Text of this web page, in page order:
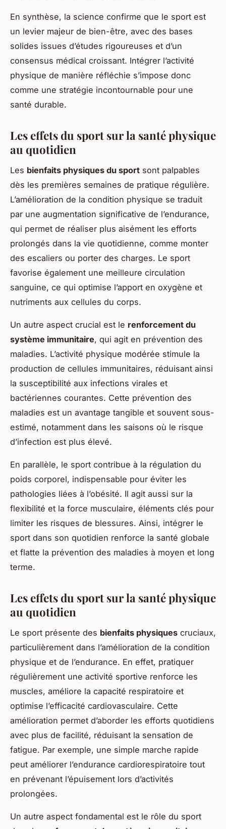
En synthèse, la science confirme que le sport est
un levier majeur de bien-être, avec des bases
solides issues d’études rigoureuses et d’un
consensus médical croissant. Intégrer l’activité
physique de manière réfléchie s’impose donc
comme une stratégie incontournable pour une
santé durable.
Les effets du sport sur la santé physique
au quotidien
Les bienfaits physiques du sport sont palpables
dès les premières semaines de pratique régulière.
L’amélioration de la condition physique se traduit
par une augmentation significative de l’endurance,
qui permet de réaliser plus aisément les efforts
prolongés dans la vie quotidienne, comme monter
des escaliers ou porter des charges. Le sport
favorise également une meilleure circulation
sanguine, ce qui optimise l’apport en oxygène et
nutriments aux cellules du corps.
Un autre aspect crucial est le renforcement du
système immunitaire, qui agit en prévention des
maladies. L’activité physique modérée stimule la
production de cellules immunitaires, réduisant ainsi
la susceptibilité aux infections virales et
bactériennes courantes. Cette prévention des
maladies est un avantage tangible et souvent sous-
estimé, notamment dans les saisons où le risque
d’infection est plus élevé.
En parallèle, le sport contribue à la régulation du
poids corporel, indispensable pour éviter les
pathologies liées à l’obésité. Il agit aussi sur la
flexibilité et la force musculaire, éléments clés pour
limiter les risques de blessures. Ainsi, intégrer le
sport dans son quotidien renforce la santé globale
et flatte la prévention des maladies à moyen et long
terme.
Les effets du sport sur la santé physique
au quotidien
Le sport présente des bienfaits physiques cruciaux,
particulièrement dans l’amélioration de la condition
physique et de l’endurance. En effet, pratiquer
régulièrement une activité sportive renforce les
muscles, améliore la capacité respiratoire et
optimise l’efficacité cardiovasculaire. Cette
amélioration permet d’aborder les efforts quotidiens
avec plus de facilité, réduisant la sensation de
fatigue. Par exemple, une simple marche rapide
peut améliorer l’endurance cardiorespiratoire tout
en prévenant l’épuisement lors d’activités
prolongées.
Un autre aspect fondamental est le rôle du sport